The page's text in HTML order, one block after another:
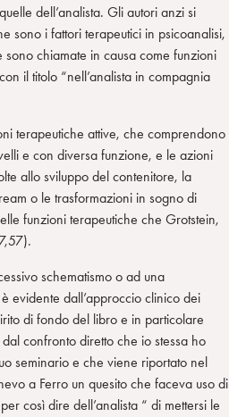
dell’analista. Gli autori anzi si
sono i fattori terapeutici in psicoanalisi,
chiamate in causa come funzioni
il titolo “nell’analista in compagnia
terapeutiche attive, che comprendono
e con diversa funzione, e le azioni
allo sviluppo del contenitore, la
o le trasformazioni in sogno di
funzioni terapeutiche che Grotstein,
schematismo o ad una
evidente dall’approccio clinico dei
di fondo del libro e in particolare
confronto diretto che io stessa ho
seminario e che viene riportato nel
a Ferro un quesito che faceva uso di
così dire dell’analista “ di mettersi le